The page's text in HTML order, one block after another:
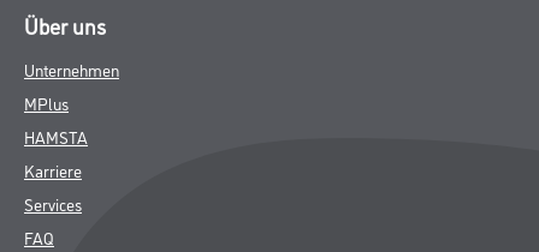
Über uns
Unternehmen
MPlus
HAMSTA
Karriere
Services
FAQ